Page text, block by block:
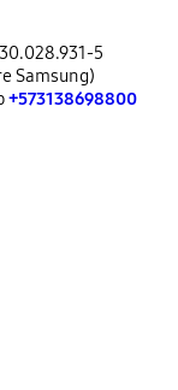
5
Samsung)
+573138698800